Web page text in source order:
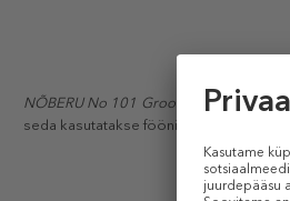
NÕBERU No 101 Grooming Tonic
seda kasutatakse fööniga, annab see